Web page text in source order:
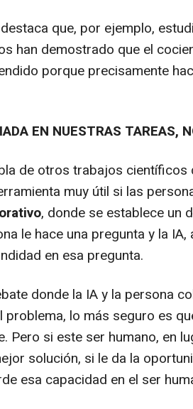
que, por ejemplo,
han demostrado que el
porque precisamente
EN NUESTRAS TAREAS,
de otros trabajos científicos
muy útil si las
, donde se establece un
le hace una pregunta y la
en esa pregunta.
donde la IA y la persona
problema, lo más seguro es
Pero si este ser humano, en
solución, si le da la
esa capacidad en el ser